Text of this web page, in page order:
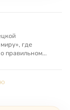
где
правильном